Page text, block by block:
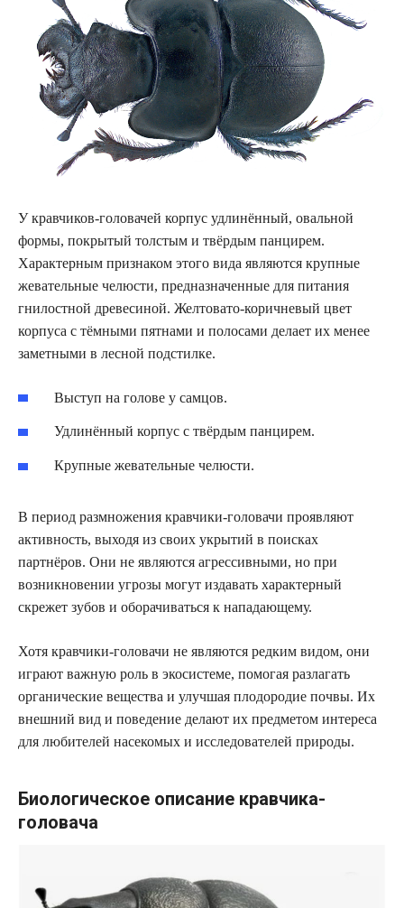
У кравчиков-головачей корпус удлинённый, овальной
формы, покрытый толстым и твёрдым панцирем.
Характерным признаком этого вида являются крупные
жевательные челюсти, предназначенные для питания
гнилостной древесиной. Желтовато-коричневый цвет
корпуса с тёмными пятнами и полосами делает их менее
заметными в лесной подстилке.
Выступ на голове у самцов.
Удлинённый корпус с твёрдым панцирем.
Крупные жевательные челюсти.
В период размножения кравчики-головачи проявляют
активность, выходя из своих укрытий в поисках
партнёров. Они не являются агрессивными, но при
возникновении угрозы могут издавать характерный
скрежет зубов и оборачиваться к нападающему.
Хотя кравчики-головачи не являются редким видом, они
играют важную роль в экосистеме, помогая разлагать
органические вещества и улучшая плодородие почвы. Их
внешний вид и поведение делают их предметом интереса
для любителей насекомых и исследователей природы.
Биологическое описание кравчика-
головача